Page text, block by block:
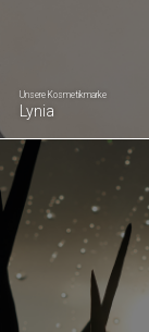
Unsere Kosmetikmarke
Lynia